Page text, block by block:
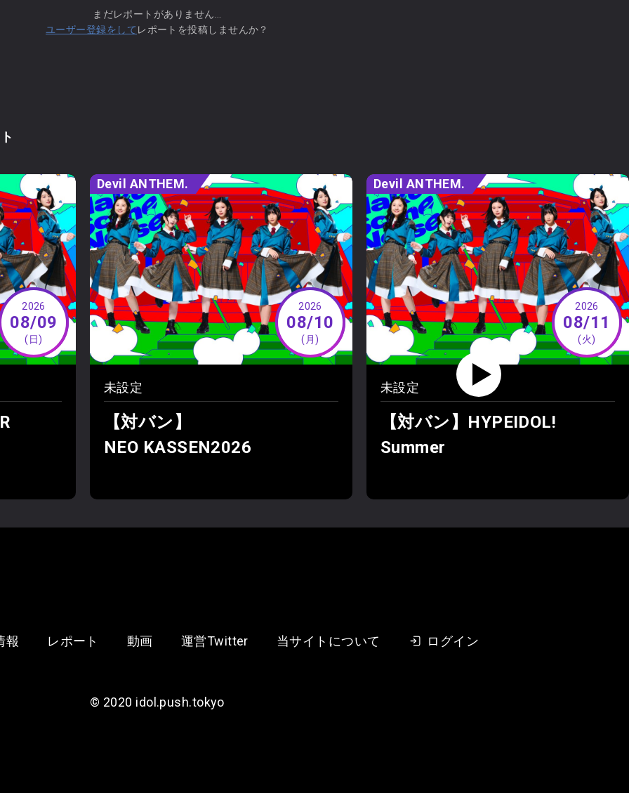
まだレポートがありません...
ユーザー登録をして レポートを投稿しませんか？
2026
08/09
(日)
Devil ANTHEM.
2026
08/10
(月)
未設定
【対バン】
NEO KASSEN2026
Devil ANTHEM.
2026
08/11
(火)
未設定
【対バン】HYPEIDOL!
Summer
報 レポート 動画 運営Twitter 当サイトについて ログイン
©︎ 2020 idol.push.tokyo